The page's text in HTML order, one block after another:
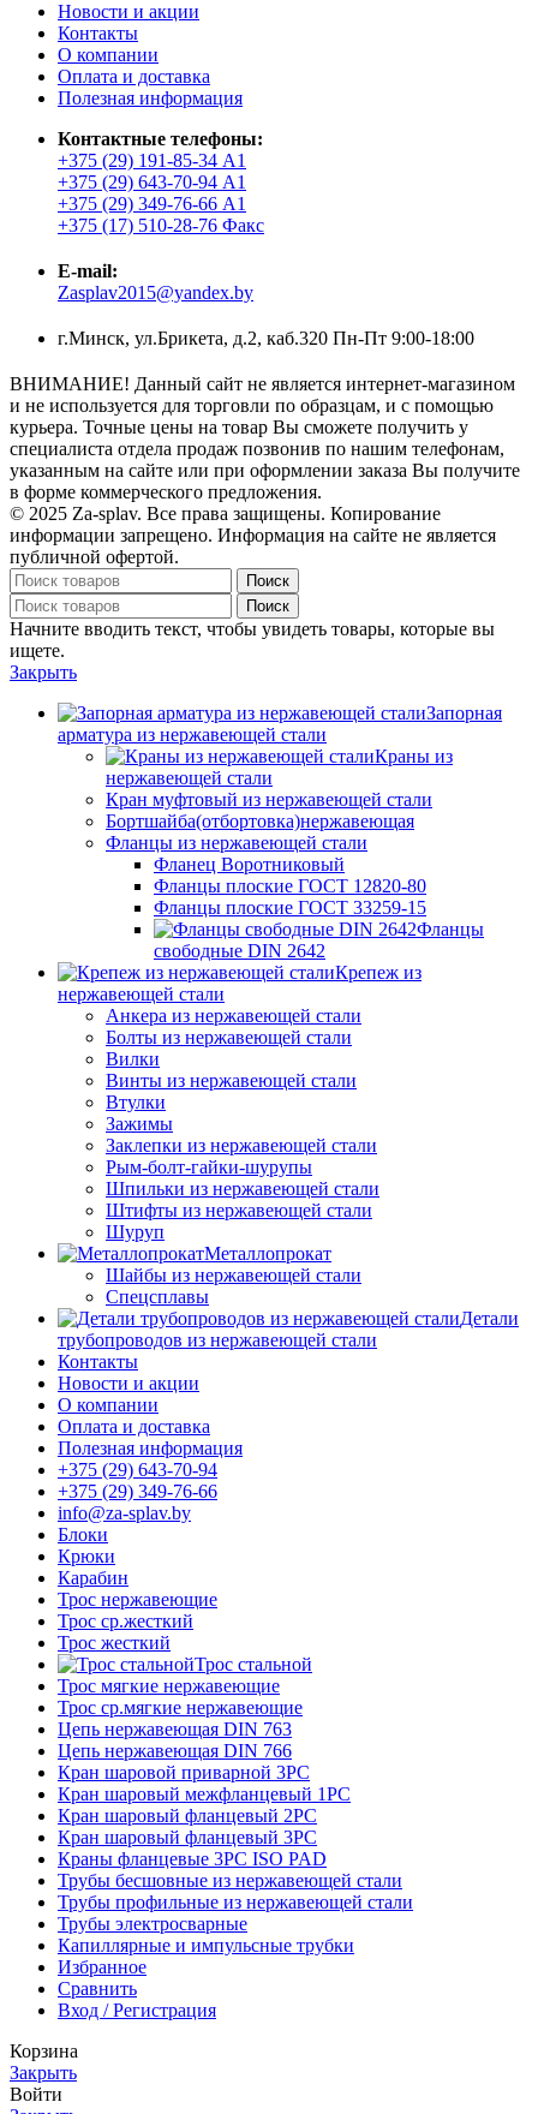
Новости и акции
Контакты
О компании
Оплата и доставка
Полезная информация
Контактные телефоны:
+375 (29) 191-85-34 А1
+375 (29) 643-70-94 А1
+375 (29) 349-76-66 А1
+375 (17) 510-28-76 Факс
E-mail:
Zasplav2015@yandex.by
г.Минск, ул.Брикета, д.2, каб.320 Пн-Пт 9:00-18:00
ВНИМАНИЕ! Данный сайт не является интернет-магазином
и не используется для торговли по образцам, и с помощью
курьера. Точные цены на товар Вы сможете получить у
специалиста отдела продаж позвонив по нашим телефонам,
указанным на сайте или при оформлении заказа Вы получите
в форме коммерческого предложения.
© 2025 Za-splav. Все права защищены. Копирование
информации запрещено. Информация на сайте не является
публичной офертой.
Поиск
Поиск
Начните вводить текст, чтобы увидеть товары, которые вы
ищете.
Закрыть
Запорная
арматура из нержавеющей стали
Краны из
нержавеющей стали
Кран муфтовый из нержавеющей стали
Бортшайба(отбортовка)нержавеющая
Фланцы из нержавеющей стали
Фланец Воротниковый
Фланцы плоские ГОСТ 12820-80
Фланцы плоские ГОСТ 33259-15
Фланцы
свободные DIN 2642
Крепеж из
нержавеющей стали
Анкера из нержавеющей стали
Болты из нержавеющей стали
Вилки
Винты из нержавеющей стали
Втулки
Зажимы
Заклепки из нержавеющей стали
Рым-болт-гайки-шурупы
Шпильки из нержавеющей стали
Штифты из нержавеющей стали
Шуруп
Металлопрокат
Шайбы из нержавеющей стали
Спецсплавы
Детали
трубопроводов из нержавеющей стали
Контакты
Новости и акции
О компании
Оплата и доставка
Полезная информация
+375 (29) 643-70-94
+375 (29) 349-76-66
info@za-splav.by
Блоки
Крюки
Карабин
Трос нержавеющие
Трос ср.жесткий
Трос жесткий
Трос стальной
Трос мягкие нержавеющие
Трос ср.мягкие нержавеющие
Цепь нержавеющая DIN 763
Цепь нержавеющая DIN 766
Кран шаровой приварной 3PC
Кран шаровый межфланцевый 1PC
Кран шаровый фланцевый 2PC
Кран шаровый фланцевый 3PC
Краны фланцевые 3PC ISO PAD
Трубы бесшовные из нержавеющей стали
Трубы профильные из нержавеющей стали
Трубы электросварные
Капиллярные и импульсные трубки
Избранное
Сравнить
Вход / Регистрация
Корзина
Закрыть
Войти